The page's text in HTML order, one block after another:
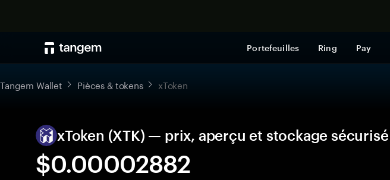
Portefeuilles Ring Pay
Tangem Wallet Pièces & tokens xToken
xToken (XTK) — prix, aperçu et stockage sécurisé
$0.00002882